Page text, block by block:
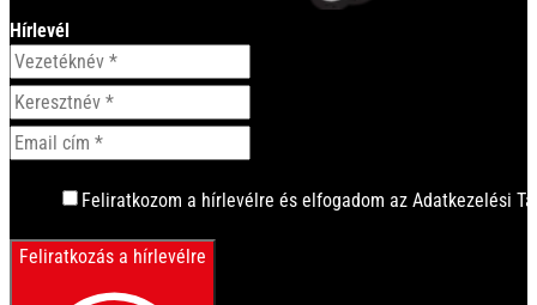
Hírlevél
Feliratkozom a hírlevélre és elfogadom az Adatkezelési
Feliratkozás a hírlevélre